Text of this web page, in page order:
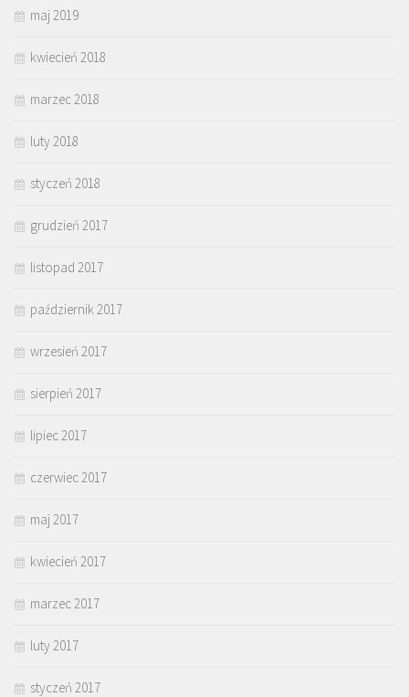
maj 2019
kwiecień 2018
marzec 2018
luty 2018
styczeń 2018
grudzień 2017
listopad 2017
październik 2017
wrzesień 2017
sierpień 2017
lipiec 2017
czerwiec 2017
maj 2017
kwiecień 2017
marzec 2017
luty 2017
styczeń 2017